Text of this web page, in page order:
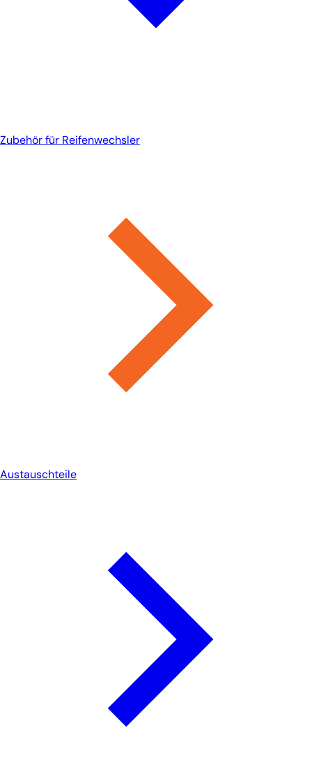
Zubehör für Reifenwechsler
Austauschteile